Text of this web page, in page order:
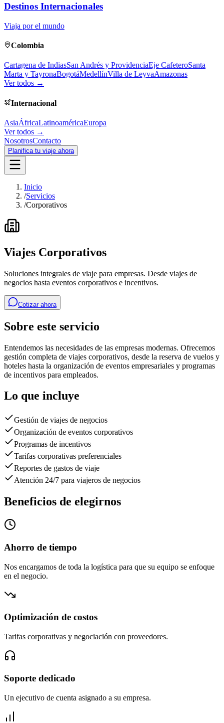
Destinos Internacionales
Viaja por el mundo
Colombia
Cartagena de IndiasSan Andrés y ProvidenciaEje CafeteroSanta
Marta y TayronaBogotáMedellínVilla de LeyvaAmazonas
Ver todos →
Internacional
AsiaÁfricaLatinoaméricaEuropa
Ver todos →
NosotrosContacto
Planifica tu viaje ahora
Inicio
/Servicios
/Corporativos
Viajes Corporativos
Soluciones integrales de viaje para empresas. Desde viajes de
negocios hasta eventos corporativos e incentivos.
Cotizar ahora
Sobre este servicio
Entendemos las necesidades de las empresas modernas. Ofrecemos
gestión completa de viajes corporativos, desde la reserva de vuelos y
hoteles hasta la organización de eventos empresariales y programas
de incentivos para empleados.
Lo que incluye
Gestión de viajes de negocios
Organización de eventos corporativos
Programas de incentivos
Tarifas corporativas preferenciales
Reportes de gastos de viaje
Atención 24/7 para viajeros de negocios
Beneficios de elegirnos
Ahorro de tiempo
Nos encargamos de toda la logística para que su equipo se enfoque
en el negocio.
Optimización de costos
Tarifas corporativas y negociación con proveedores.
Soporte dedicado
Un ejecutivo de cuenta asignado a su empresa.